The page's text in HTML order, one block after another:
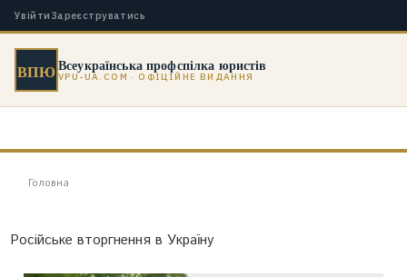
Увійти Зареєструватись
ВПЮВсеукраїнська профспілка юристів
VPU-UA.COM · ОФІЦІЙНЕ ВИДАННЯ
Головна
Російське вторгнення в Україну